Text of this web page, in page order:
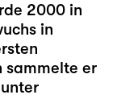
2000 in
in
sammelte er